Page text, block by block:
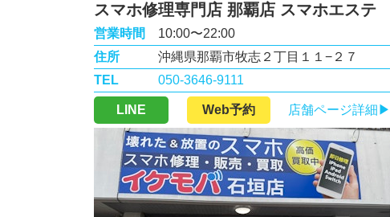
スマホ修理専門店 那覇店 スマホエステ
営業時間
10:00〜22:00
住所
沖縄県那覇市牧志２丁目１１−２７
TEL
050-3646-9111
LINE Web予約 店舗ページ詳細▶